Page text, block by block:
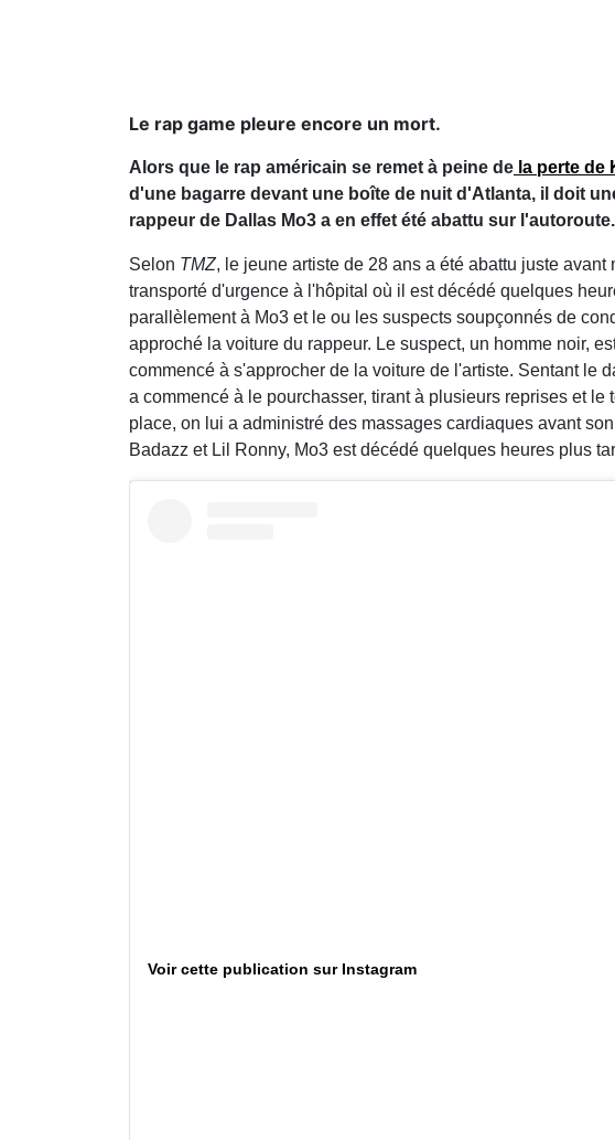
Le rap game pleure encore un mort.
Alors que le rap américain se remet à peine de la perte de
d'une bagarre devant une boîte de nuit d'Atlanta, il doit
rappeur de Dallas Mo3 a en effet été abattu sur l'autoroute.
Selon TMZ, le jeune artiste de 28 ans a été abattu juste
transporté d'urgence à l'hôpital où il est décédé quelques
parallèlement à Mo3 et le ou les suspects soupçonnés de
approché la voiture du rappeur. Le suspect, un homme noir,
commencé à s'approcher de la voiture de l'artiste. Sentant le
a commencé à le pourchasser, tirant à plusieurs reprises et
place, on lui a administré des massages cardiaques avant
Badazz et Lil Ronny, Mo3 est décédé quelques heures plus
Voir cette publication sur Instagram